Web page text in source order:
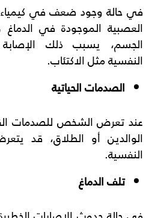
في حالة وجود ضعف في
العصبية الموجودة في
الجسم، يسبب ذلك
النفسية مثل الاكتئاب.
الصدمات الحياتية
عند تعرض الشخص للصدمات
الوالدين أو الطلاق، قد
النفسية.
تلف الدماغ